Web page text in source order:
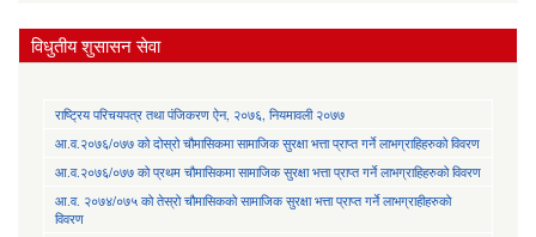
विधुतीय शुसासन सेवा
राष्ट्रिय परिचयपत्र तथा पंजिकरण ऐन, २०७६, नियमावली २०७७
आ.व.२०७६/०७७ को दोस्रो चौमासिकमा सामाजिक सुरक्षा भत्ता प्राप्त गर्ने लाभग्राहिहरुको विवरण
आ.व.२०७६/०७७ को प्रथम चौमासिकमा सामाजिक सुरक्षा भत्ता प्राप्त गर्ने लाभग्राहिहरुको विवरण
आ.व. २०७४/०७५ को तेस्रो चौमासिकको सामाजिक सुरक्षा भत्ता प्राप्त गर्ने लाभग्राहीहरुको
विवरण